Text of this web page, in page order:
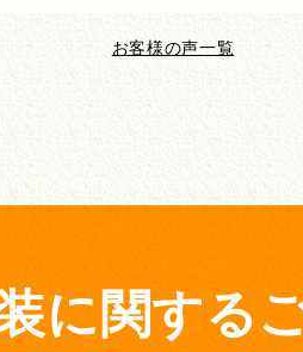
お客様の声一覧
に関する